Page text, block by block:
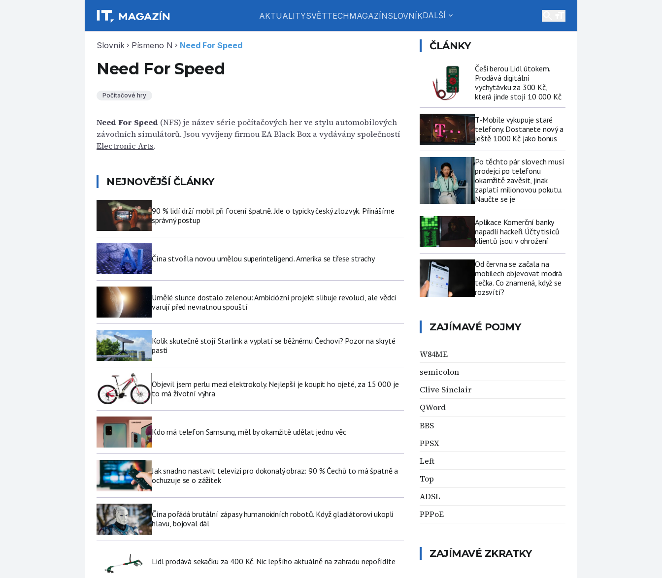
AKTUALITYSVĚTTECHMAGAZÍNSLOVNÍKDALŠÍ expand_more
Slovník chevron_right Písmeno N chevron_right Need For Speed
Need For Speed
Počítačové hry
Need For Speed (NFS) je název série počítačových her ve stylu automobilových
závodních simulátorů. Jsou vyvíjeny firmou EA Black Box a vydávány společností
Electronic Arts.
NEJNOVĚJŠÍ ČLÁNKY
90 % lidí drží mobil při focení špatně. Jde o typicky český zlozvyk. Přinášíme
správný postup
Čína stvořila novou umělou superinteligenci. Amerika se třese strachy
Umělé slunce dostalo zelenou: Ambiciózní projekt slibuje revoluci, ale vědci
varují před nevratnou spouští
Kolik skutečně stojí Starlink a vyplatí se běžnému Čechovi? Pozor na skryté
pasti
Objevil jsem perlu mezi elektrokoly. Nejlepší je koupit ho ojeté, za 15 000 je
to má životní výhra
Kdo má telefon Samsung, měl by okamžitě udělat jednu věc
Jak snadno nastavit televizi pro dokonalý obraz: 90 % Čechů to má špatně a
ochuzuje se o zážitek
Čína pořádá brutální zápasy humanoidních robotů. Když gladiátorovi ukopli
hlavu, bojoval dál
Lidl prodává sekačku za 400 Kč. Nic lepšího aktuálně na zahradu nepořídíte
ČLÁNKY
Češi berou Lidl útokem.
Prodává digitální
vychytávku za 300 Kč,
která jinde stojí 10 000 Kč
T-Mobile vykupuje staré
telefony. Dostanete nový a
ještě 1000 Kč jako bonus
Po těchto pár slovech musí
prodejci po telefonu
okamžitě zavěsit, jinak
zaplatí milionovou pokutu.
Naučte se je
Aplikace Komerční banky
napadli hackeři. Účty tisíců
klientů jsou v ohrožení
Od června se začala na
mobilech objevovat modrá
tečka. Co znamená, když se
rozsvítí?
ZAJÍMAVÉ POJMY
W84ME
semicolon
Clive Sinclair
QWord
BBS
PPSX
Left
Top
ADSL
PPPoE
ZAJÍMAVÉ ZKRATKY